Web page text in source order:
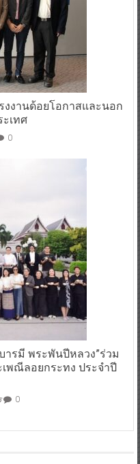
งานด้อยโอกาสและนอก
เทศ
0
ารมี พระพันปีหลวง”ร่วม
พณีลอยกระทง ประจำปี
0